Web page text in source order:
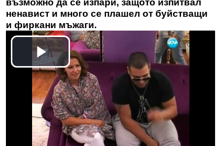
възможно да се изпари, защото изпитвал
ненавист и много се плашел от буйстващи
и фиркани мъжаги.